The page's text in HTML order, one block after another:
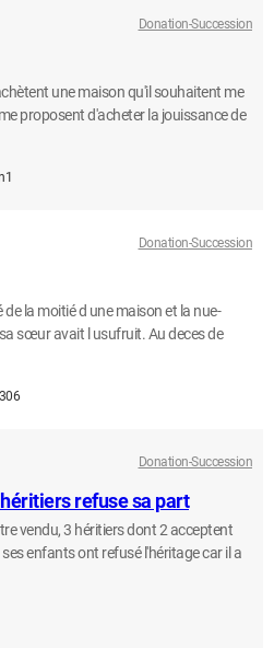
Donation-Succession
une maison qu'il souhaitent me
proposent d'acheter la jouissance de
Donation-Succession
la moitié d une maison et la nue-
sœur avait l usufruit. Au deces de
Donation-Succession
refuse sa part
vendu, 3 héritiers dont 2 acceptent
ses enfants ont refusé l'héritage car il a